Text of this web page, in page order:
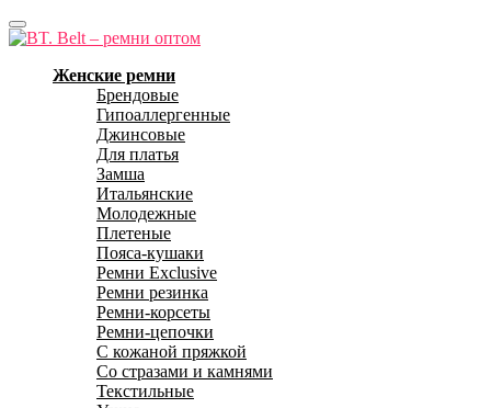
Женские ремни
Брендовые
Гипоаллергенные
Джинсовые
Для платья
Замша
Итальянские
Молодежные
Плетеные
Пояса-кушаки
Ремни Exclusive
Ремни резинка
Ремни-корсеты
Ремни-цепочки
С кожаной пряжкой
Со стразами и камнями
Текстильные